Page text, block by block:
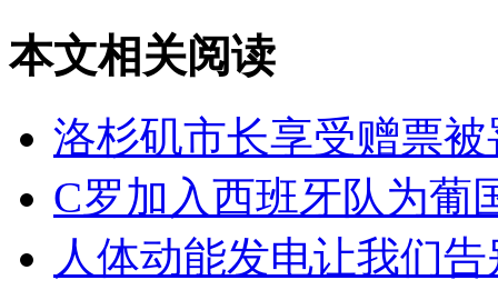
本文相关阅读
洛杉矶市长享受赠票被
C罗加入西班牙队为葡
人体动能发电让我们